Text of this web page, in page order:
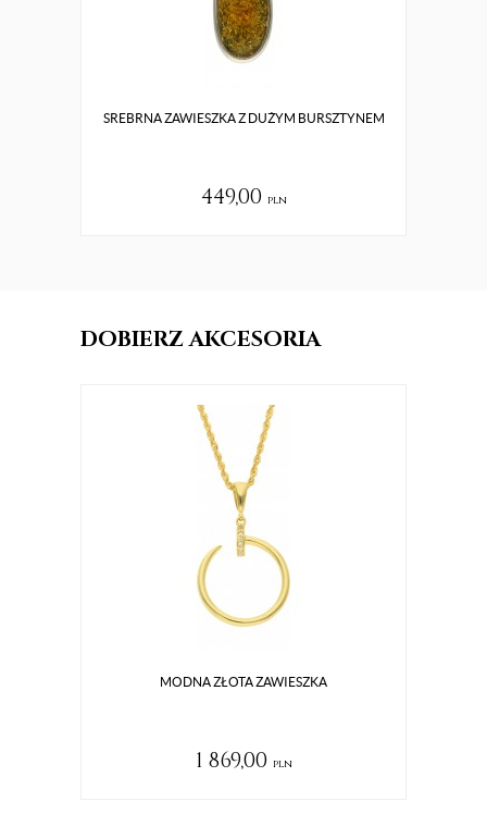
SREBRNA ZAWIESZKA Z DUŻYM BURSZTYNEM
449,00 pln
DOBIERZ AKCESORIA
MODNA ZŁOTA ZAWIESZKA
1 869,00 pln